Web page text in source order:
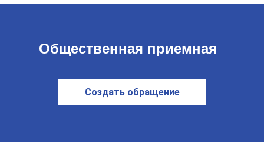
Общественная приемная
Создать обращение